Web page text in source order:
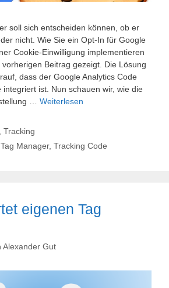
soll sich entscheiden können, ob er
nicht. Wie Sie ein Opt-In für Google
Cookie-Einwilligung implementieren
Beitrag gezeigt. Die Lösung
dass der Google Analytics Code
integriert ist. Nun schauen wir, wie die
… Weiterlesen
,Tracking
Manager,Tracking Code
eigenen Tag
Alexander Gut